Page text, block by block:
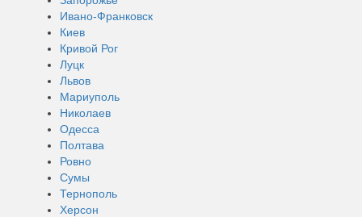
Ивано-Франковск
Киев
Кривой Рог
Луцк
Львов
Мариуполь
Николаев
Одесса
Полтава
Ровно
Сумы
Тернополь
Херсон